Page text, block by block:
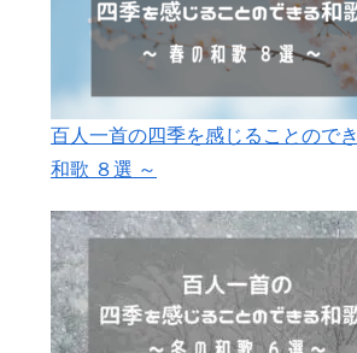
百人一首の四季を感じることので
和歌 ８選 ～